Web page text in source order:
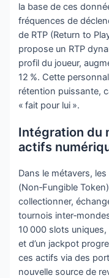
la base de ces
fréquences de
de RTP (Return to
propose un RTP
profil du joueur,
12 %. Cette
rétention puissante,
« fait pour lui ».
Intégration du
actifs
Dans le métavers,
(Non‑Fungible
collectionner,
tournois
10 000 slots
et d’un jackpot
ces actifs via des
nouvelle source de